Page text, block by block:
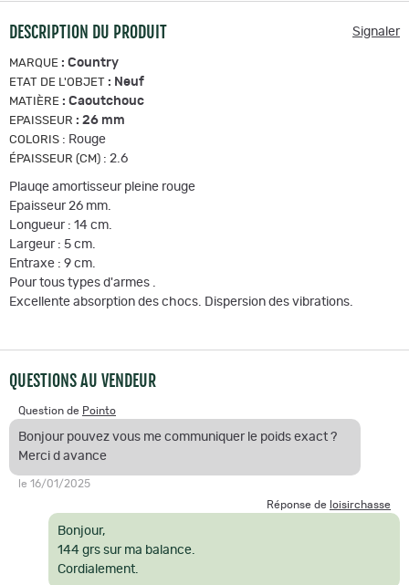
DESCRIPTION DU PRODUIT Signaler
MARQUE : Country
ETAT DE L'OBJET : Neuf
MATIÈRE : Caoutchouc
EPAISSEUR : 26 mm
COLORIS : Rouge
ÉPAISSEUR (CM) : 2.6
Plauqe amortisseur pleine rouge
Epaisseur 26 mm.
Longueur : 14 cm.
Largeur : 5 cm.
Entraxe : 9 cm.
Pour tous types d'armes .
Excellente absorption des chocs. Dispersion des vibrations.
QUESTIONS AU VENDEUR
Question de Pointo
Bonjour pouvez vous me communiquer le poids exact ?
Merci d avance
le 16/01/2025
Réponse de loisirchasse
Bonjour,
144 grs sur ma balance.
Cordialement.